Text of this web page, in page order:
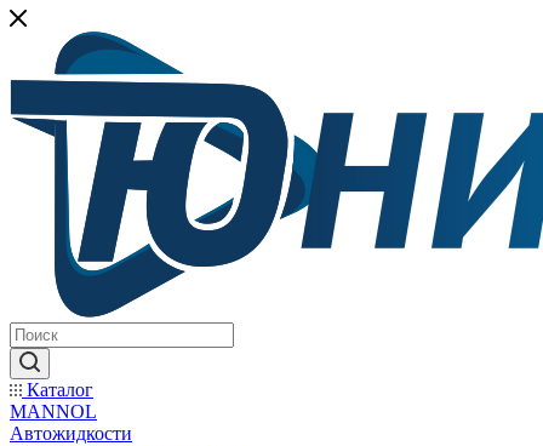
Каталог
MANNOL
Автожидкости